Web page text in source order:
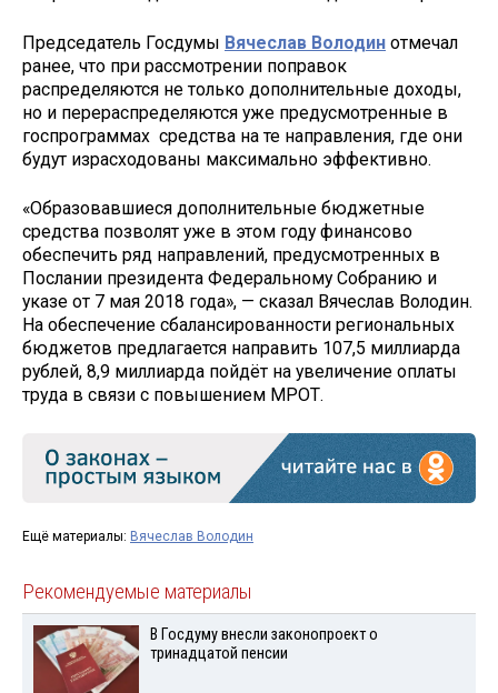
Председатель Госдумы Вячеслав Володин отмечал
ранее, что при рассмотрении поправок
распределяются не только дополнительные доходы,
но и перераспределяются уже предусмотренные в
госпрограммах средства на те направления, где они
будут израсходованы максимально эффективно.
«Образовавшиеся дополнительные бюджетные
средства позволят уже в этом году финансово
обеспечить ряд направлений, предусмотренных в
Послании президента Федеральному Собранию и
указе от 7 мая 2018 года», — сказал Вячеслав Володин.
На обеспечение сбалансированности региональных
бюджетов предлагается направить 107,5 миллиарда
рублей, 8,9 миллиарда пойдёт на увеличение оплаты
труда в связи с повышением МРОТ.
Ещё материалы: Вячеслав Володин
Рекомендуемые материалы
В Госдуму внесли законопроект о
тринадцатой пенсии